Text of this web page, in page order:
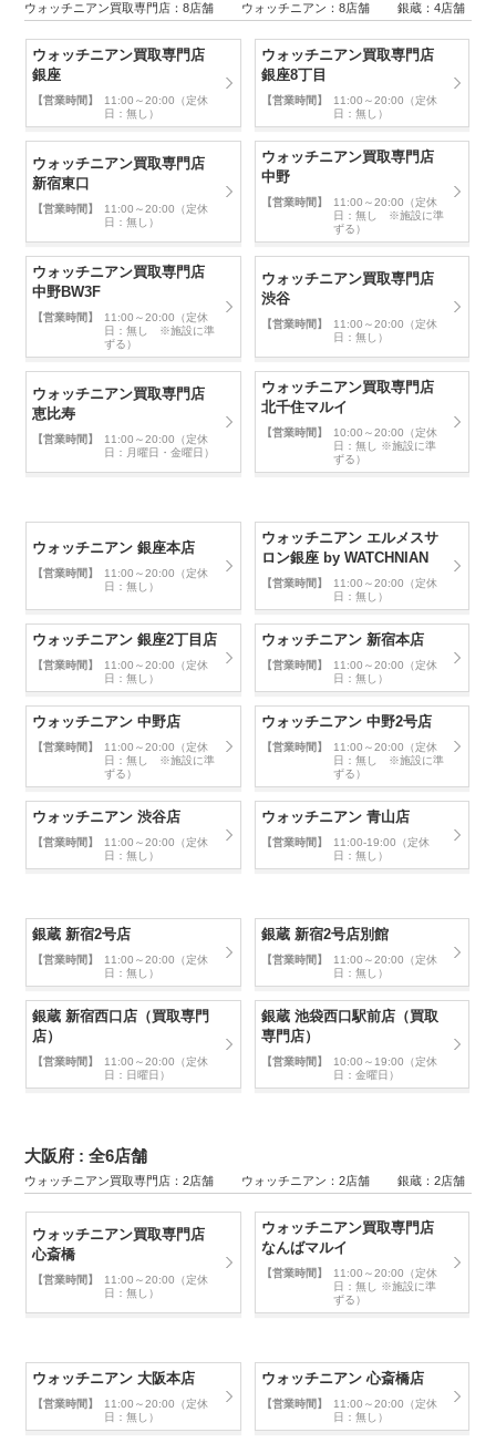
ウォッチニアン買取専門店：8店舗 ウォッチニアン：8店舗 銀蔵：4店舗
ウォッチニアン買取専門店
銀座
【営業時間】
11:00～20:00（定休
日：無し）
ウォッチニアン買取専門店
銀座8丁目
【営業時間】
11:00～20:00（定休
日：無し）
ウォッチニアン買取専門店
新宿東口
【営業時間】
11:00～20:00（定休
日：無し）
ウォッチニアン買取専門店
中野
【営業時間】
11:00～20:00（定休
日：無し ※施設に準
ずる）
ウォッチニアン買取専門店
中野BW3F
【営業時間】
11:00～20:00（定休
日：無し ※施設に準
ずる）
ウォッチニアン買取専門店
渋谷
【営業時間】
11:00～20:00（定休
日：無し）
ウォッチニアン買取専門店
恵比寿
【営業時間】
11:00～20:00（定休
日：月曜日・金曜日）
ウォッチニアン買取専門店
北千住マルイ
【営業時間】
10:00～20:00（定休
日：無し ※施設に準
ずる）
ウォッチニアン 銀座本店
【営業時間】
11:00～20:00（定休
日：無し）
ウォッチニアン エルメスサ
ロン銀座 by WATCHNIAN
【営業時間】
11:00～20:00（定休
日：無し）
ウォッチニアン 銀座2丁目店
【営業時間】
11:00～20:00（定休
日：無し）
ウォッチニアン 新宿本店
【営業時間】
11:00～20:00（定休
日：無し）
ウォッチニアン 中野店
【営業時間】
11:00～20:00（定休
日：無し ※施設に準
ずる）
ウォッチニアン 中野2号店
【営業時間】
11:00～20:00（定休
日：無し ※施設に準
ずる）
ウォッチニアン 渋谷店
【営業時間】
11:00～20:00（定休
日：無し）
ウォッチニアン 青山店
【営業時間】
11:00-19:00（定休
日：無し）
銀蔵 新宿2号店
【営業時間】
11:00～20:00（定休
日：無し）
銀蔵 新宿2号店別館
【営業時間】
11:00～20:00（定休
日：無し）
銀蔵 新宿西口店（買取専門
店）
【営業時間】
11:00～20:00（定休
日：日曜日）
銀蔵 池袋西口駅前店（買取
専門店）
【営業時間】
10:00～19:00（定休
日：金曜日）
大阪府 : 全6店舗
ウォッチニアン買取専門店：2店舗 ウォッチニアン：2店舗 銀蔵：2店舗
ウォッチニアン買取専門店
心斎橋
【営業時間】
11:00～20:00（定休
日：無し）
ウォッチニアン買取専門店
なんばマルイ
【営業時間】
11:00～20:00（定休
日：無し ※施設に準
ずる）
ウォッチニアン 大阪本店
【営業時間】
11:00～20:00（定休
日：無し）
ウォッチニアン 心斎橋店
【営業時間】
11:00～20:00（定休
日：無し）